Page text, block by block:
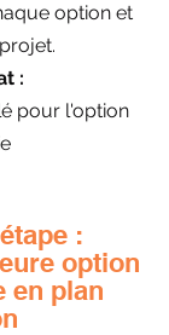
option et
:
pour l'option
:
option
en plan